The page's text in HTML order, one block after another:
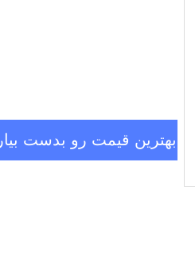
بهترین قیمت رو بدست بیار